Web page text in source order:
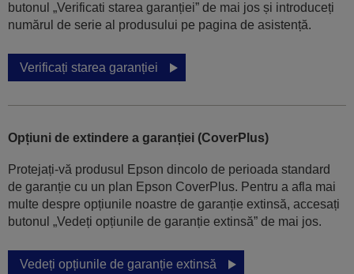
butonul „Verificati starea garanției” de mai jos și introduceți
numărul de serie al produsului pe pagina de asistență.
Verificați starea garanției
Opțiuni de extindere a garanției (CoverPlus)
Protejați-vă produsul Epson dincolo de perioada standard
de garanție cu un plan Epson CoverPlus. Pentru a afla mai
multe despre opțiunile noastre de garanție extinsă, accesați
butonul „Vedeți opțiunile de garanție extinsă” de mai jos.
Vedeți opțiunile de garanție extinsă